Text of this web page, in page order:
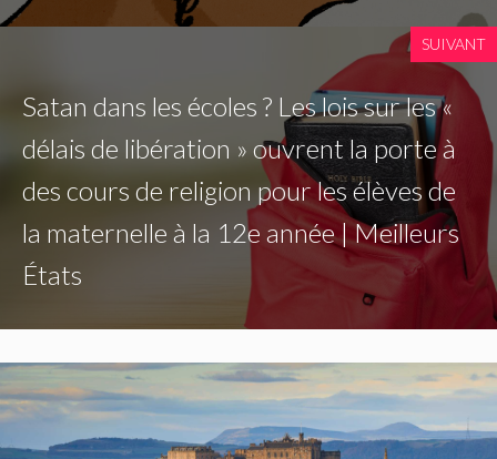
SUIVANT
Satan dans les écoles ? Les lois sur les «
délais de libération » ouvrent la porte à
des cours de religion pour les élèves de
la maternelle à la 12e année | Meilleurs
États